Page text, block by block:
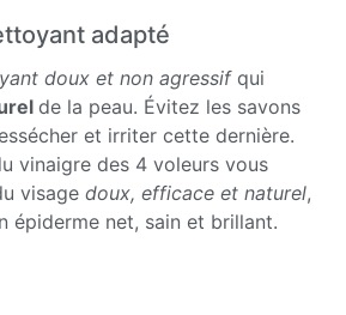
adapté
doux et non agressifqui
de la peau. Évitez les savons
et irriter cette dernière.
vinaigre des 4 voleurs vous
visage doux, efficace et naturel,
épiderme net, sain et brillant.